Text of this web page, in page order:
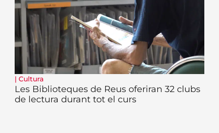
| Cultura
Les Biblioteques de Reus oferiran 32 clubs
de lectura durant tot el curs